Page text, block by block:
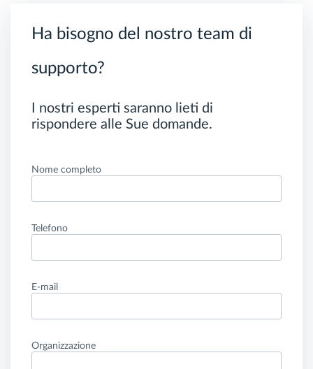
Ha bisogno del nostro team di
supporto?
I nostri esperti saranno lieti di
rispondere alle Sue domande.
Nome completo
Telefono
E-mail
Organizzazione